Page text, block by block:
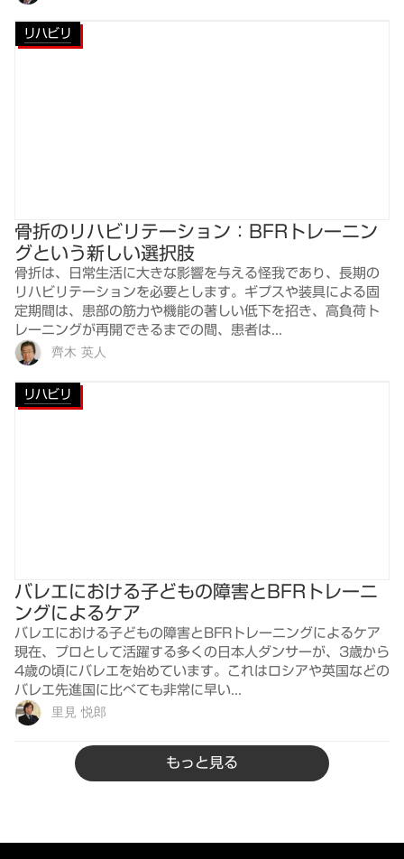
リハビリ
骨折のリハビリテーション：BFRトレーニン
グという新しい選択肢
骨折は、日常生活に大きな影響を与える怪我であり、長期の
リハビリテーションを必要とします。ギプスや装具による固
定期間は、患部の筋力や機能の著しい低下を招き、高負荷ト
レーニングが再開できるまでの間、患者は...
齊木 英人
リハビリ
バレエにおける子どもの障害とBFRトレーニ
ングによるケア
バレエにおける子どもの障害とBFRトレーニングによるケア
現在、プロとして活躍する多くの日本人ダンサーが、3歳から
4歳の頃にバレエを始めています。これはロシアや英国などの
バレエ先進国に比べても非常に早い...
里見 悦郎
もっと見る